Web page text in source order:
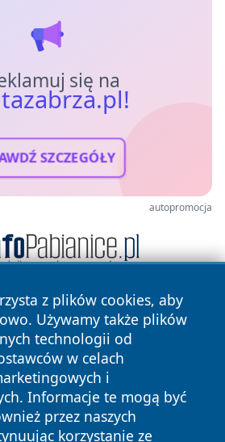
się na
SZCZEGÓŁY
autopromocja
z plików cookies, aby
Używamy także plików
technologii od
w celach
i
Informacje te mogą być
przez naszych
korzystanie ze
Wszystkie prawa